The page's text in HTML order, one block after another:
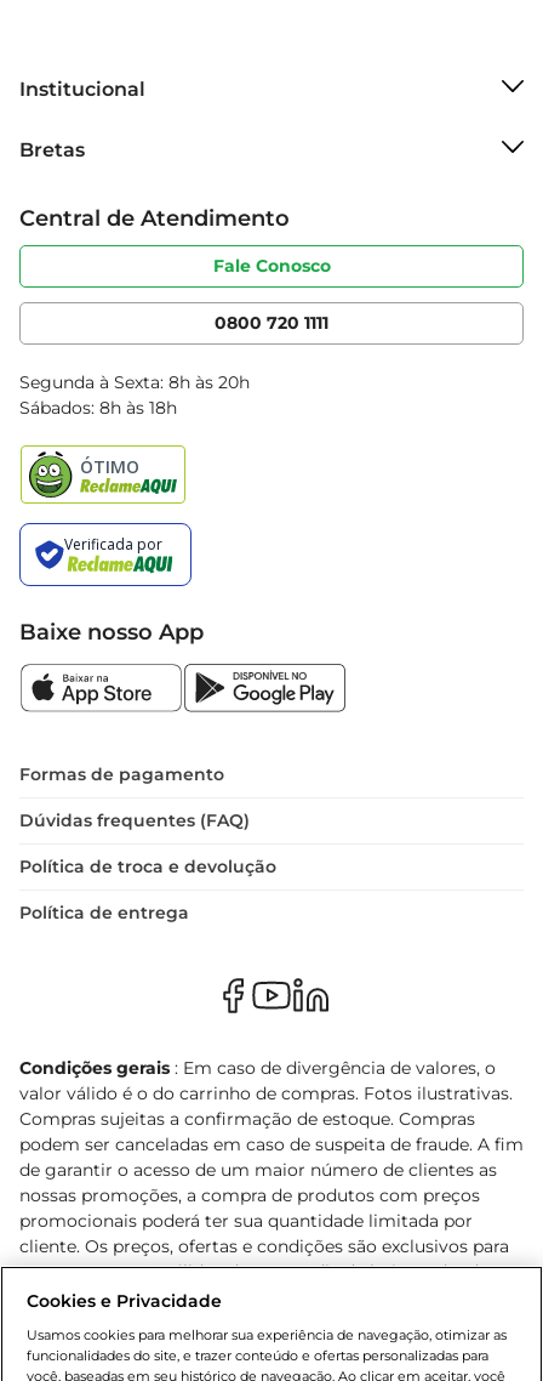
Institucional
Grupo Cencosud
Sobre privacidade
Portal do fornecedor
Cencosud Media
Bretas
Produtos Bretas
Código de ética
Serviços
Clube Bretas
Blog Bretas
Black Friday
Central de Atendimento
Fale Conosco
0800 720 1111
Segunda à Sexta: 8h às 20h
Sábados: 8h às 18h
Baixe nosso App
Formas de pagamento
Dúvidas frequentes (FAQ)
Política de troca e devolução
Política de entrega
Condições gerais : Em caso de divergência de valores, o
valor válido é o do carrinho de compras. Fotos ilustrativas.
Compras sujeitas a confirmação de estoque. Compras
podem ser canceladas em caso de suspeita de fraude. A fim
de garantir o acesso de um maior número de clientes as
nossas promoções, a compra de produtos com preços
promocionais poderá ter sua quantidade limitada por
cliente. Os preços, ofertas e condições são exclusivos para
o e-commerce e válidos durante o dia de hoje, podendo
sofrer alterações sem prévia notificação. Proibida a venda
Lei n.º 8069/90, art. 81, inciso II (Estatuto da Criança e do
Adolescente). Preços e condições exclusivos para o
Cookies e Privacidade
Usamos cookies para melhorar sua experiência de navegação, otimizar as
funcionalidades do site, e trazer conteúdo e ofertas personalizadas para
você, baseadas em seu histórico de navegação. Ao clicar em aceitar, você